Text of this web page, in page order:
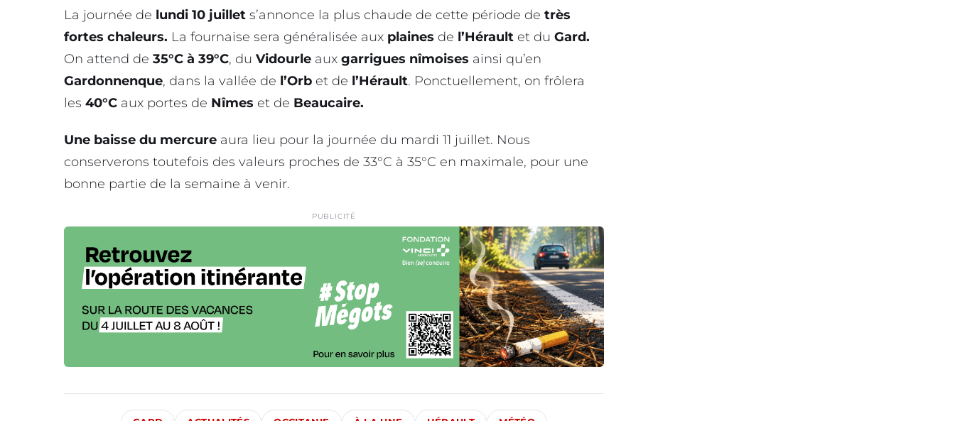
La journée de lundi 10 juillet s’annonce la plus chaude de cette période de très
fortes chaleurs. La fournaise sera généralisée aux plaines de l’Hérault et du Gard.
On attend de 35°C à 39°C, du Vidourle aux garrigues nîmoises ainsi qu’en
Gardonnenque, dans la vallée de l’Orb et de l’Hérault. Ponctuellement, on frôlera
les 40°C aux portes de Nîmes et de Beaucaire.
Une baisse du mercure aura lieu pour la journée du mardi 11 juillet. Nous
conserverons toutefois des valeurs proches de 33°C à 35°C en maximale, pour une
bonne partie de la semaine à venir.
PUBLICITÉ